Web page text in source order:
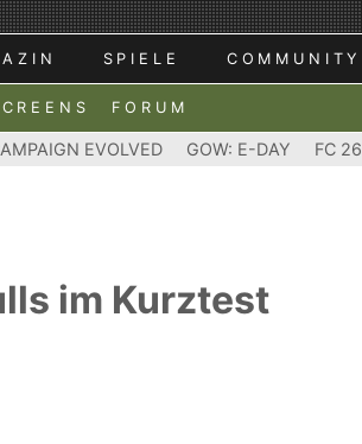
SPIELE COMMUNITY
FORUM
EVOLVED GOW: E-DAY FC 26
im Kurztest